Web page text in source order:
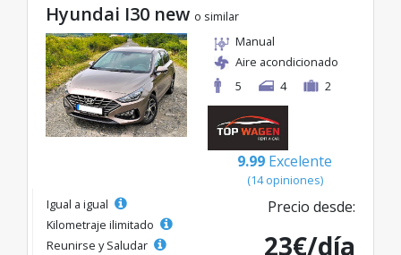
Hyundai I30 new o similar
Manual
Aire acondicionado
5
4 2
9.99 Excelente
(14 opiniones)
Igual a igual
Kilometraje ilimitado
Reunirse y Saludar
Precio desde:
23€/día